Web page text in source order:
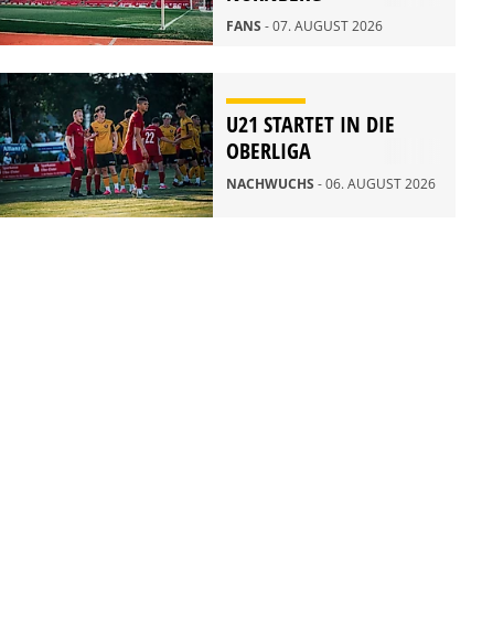
FANS - 07. AUGUST 2026
U21 STARTET IN DIE
OBERLIGA
NACHWUCHS - 06. AUGUST 2026